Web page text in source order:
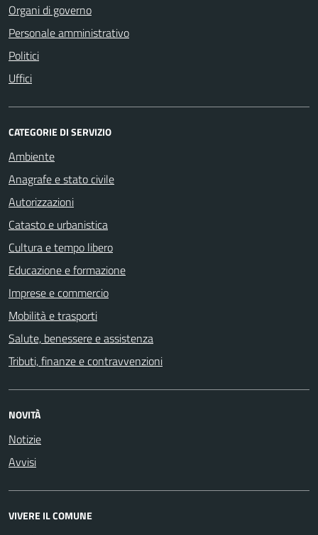
Organi di governo
Personale amministrativo
Politici
Uffici
CATEGORIE DI SERVIZIO
Ambiente
Anagrafe e stato civile
Autorizzazioni
Catasto e urbanistica
Cultura e tempo libero
Educazione e formazione
Imprese e commercio
Mobilità e trasporti
Salute, benessere e assistenza
Tributi, finanze e contravvenzioni
NOVITÀ
Notizie
Avvisi
VIVERE IL COMUNE